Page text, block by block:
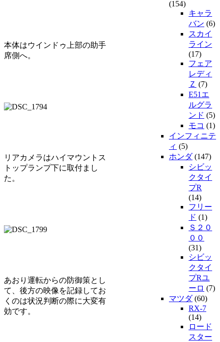
本体はウインドゥ上部の助手
席側へ。
リアカメラはハイマウントス
トップランプ下に取付まし
た。
あおり運転からの防御策とし
て、後方の映像を記録してお
くのは状況判断の際に大変有
効です。
(154)
キャラ
バン (6)
スカイ
ライン
(17)
フェア
レディ
Ｚ (7)
E51エ
ルグラ
ンド (5)
モコ (1)
インフィニテ
ィ (5)
ホンダ(147)
シビッ
クタイ
プR
(14)
フリー
ド (1)
Ｓ２０
００
(31)
シビッ
クタイ
プRユ
ーロ (7)
マツダ(60)
RX-7
(14)
ロード
スター